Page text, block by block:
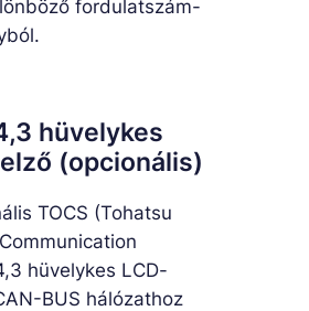
fordulatszám-
hüvelykes
(opcionális)
TOCS (Tohatsu
hüvelykes LCD-
BUS hálózathoz